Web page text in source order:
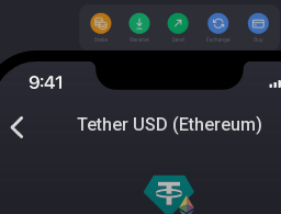
Tether USD (Ethereum)